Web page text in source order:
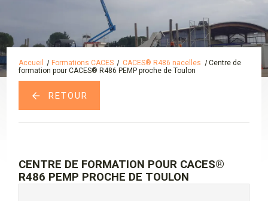
Accueil Formations CACES CACES® R486 nacelles
Centre de
formation pour CACES® R486 PEMP proche de Toulon
RETOUR
CENTRE DE FORMATION POUR CACES®
R486 PEMP PROCHE DE TOULON